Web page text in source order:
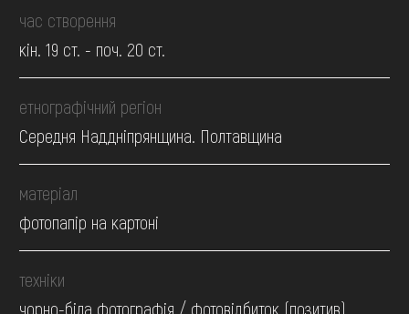
час створення
кін. 19 ст. - поч. 20 ст.
етнографічний регіон
Середня Наддніпрянщина. Полтавщина
матеріал
фотопапір на картоні
техніки
чорно-біла фотографія / фотовідбиток (позитив)